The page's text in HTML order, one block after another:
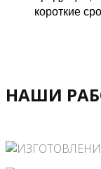
короткие
НАШИ